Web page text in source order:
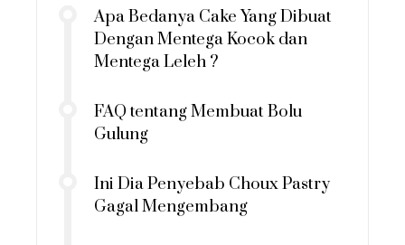
Apa Bedanya Cake Yang Dibuat
Dengan Mentega Kocok dan
Mentega Leleh ?
FAQ tentang Membuat Bolu
Gulung
Ini Dia Penyebab Choux Pastry
Gagal Mengembang